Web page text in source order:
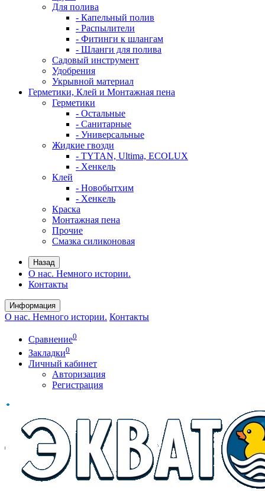
Для полива
- Капельный полив
- Распылители
- Фитинги к шлангам
- Шланги для полива
Садовый инструмент
Удобрения
Укрывной материал
Герметики, Клей и Монтажная пена
Герметики
- Остальные
- Санитарные
- Универсальные
Жидкие гвозди
- TYTAN, Ultima, ECOLUX
- Хенкель
Клей
- Новобытхим
- Хенкель
Краска
Монтажная пена
Прочие
Смазка силиконовая
Назад
О нас. Немного истории.
Контакты
Информация
О нас. Немного истории. Контакты
Сравнение0
Закладки0
Личный кабинет
Авторизация
Регистрация